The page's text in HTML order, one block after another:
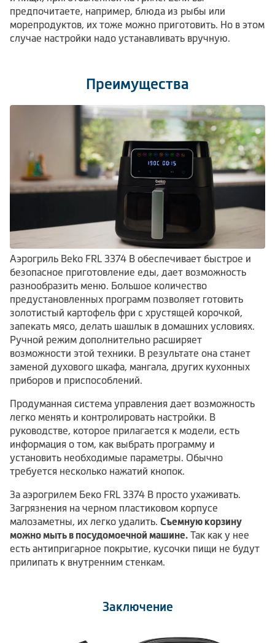
предпочитаете, например, блюда из рыбы или
морепродуктов, их тоже можно приготовить. Но в этом
случае настройки надо устанавливать вручную.
Преимущества
Аэрогриль Beko FRL 3374 B обеспечивает быстрое и
безопасное приготовление еды, дает возможность
разнообразить меню. Большое количество
предустановленных программ позволяет готовить
золотистый картофель фри с хрустящей корочкой,
запекать мясо, делать шашлык в домашних условиях.
Ручной режим дополнительно расширяет
возможности этой техники. В результате она станет
заменой духового шкафа, мангала, других кухонных
приборов и приспособлений.
Продуманная система управления дает возможность
легко менять и контролировать настройки. В
руководстве, которое прилагается к модели, есть
информация о том, как выбрать программу и
установить необходимые параметры. Обычно
требуется несколько нажатий кнопок.
За аэрогрилем Беко FRL 3374 B просто ухаживать.
Загрязнения на черном пластиковом корпусе
малозаметны, их легко удалить. Съемную корзину
можно мыть в посудомоечной машине. Так как у нее
есть антипригарное покрытие, кусочки пищи не будут
прилипать к внутренним стенкам.
Заключение